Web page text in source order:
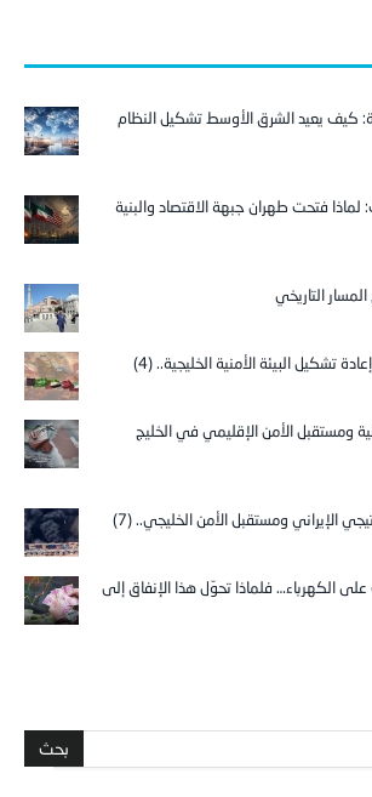
كيف يعيد الشرق الأوسط تشكيل النظام
فتحت طهران جبهة الاقتصاد والبنية
التاريخي
تشكيل البيئة الأمنية الخليجية.. (4)
ومستقبل الأمن الإقليمي في الخليج
الإيراني ومستقبل الأمن الخليجي.. (7)
على الكهرباء… فلماذا تحوّل هذا الإنفاق إلى